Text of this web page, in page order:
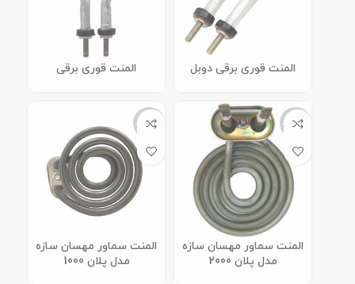
المنت قوری برقی دوبل المنت قوری برقی
ناموجود
المنت سماور مهسان سازه
مدل پلان 2000
ناموجود
المنت سماور مهسان سازه
مدل پلان 1000